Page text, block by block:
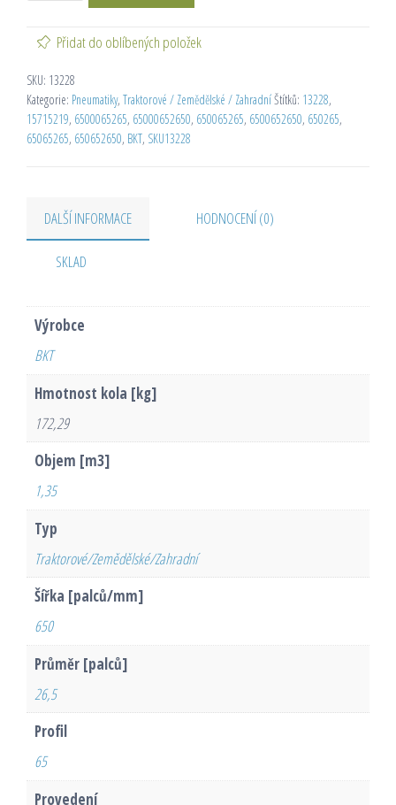
Přidat do oblíbených položek
SKU: 13228
Kategorie: Pneumatiky, Traktorové / Zemědělské / ZahradníŠtítků: 13228,
15715219, 6500065265, 65000652650, 650065265, 6500652650, 650265,
65065265, 650652650, BKT, SKU13228
DALŠÍ INFORMACE HODNOCENÍ (0)
SKLAD
Výrobce
BKT
Hmotnost kola [kg]
172,29
Objem [m3]
1,35
Typ
Traktorové/Zemědělské/Zahradní
Šířka [palců/mm]
650
Průměr [palců]
26,5
Profil
65
Provedení